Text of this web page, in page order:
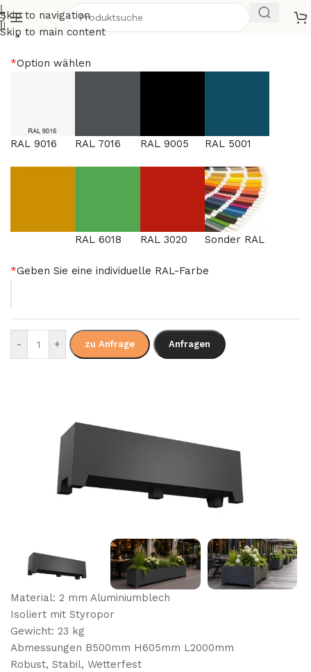
Skip to navigation
Skip to main content
Apollo 24
Material: 2 mm Aluminiumblech
Isoliert mit Styropor
Gewicht: 23 kg
Abmessungen B500mm H605mm L2000mm
Robust, Stabil, Wetterfest
*Option wählen
RAL 9016 RAL 7016 RAL 9005 RAL 5001
RAL 6018 RAL 3020 Sonder RAL
*Geben Sie eine individuelle RAL-Farbe
- + zu Anfrage Anfragen